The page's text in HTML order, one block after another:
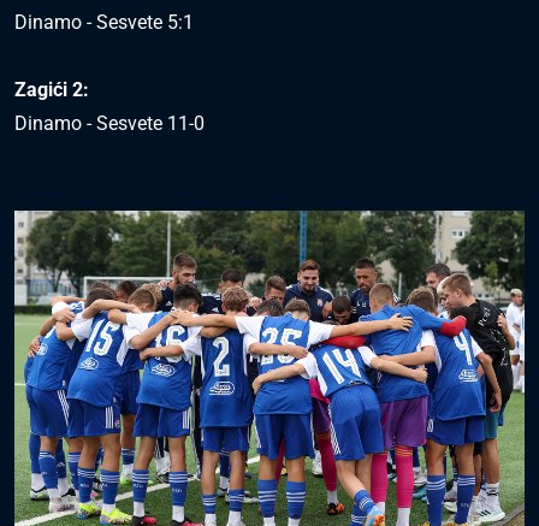
Dinamo - Sesvete 5:1
Zagići 2:
Dinamo - Sesvete 11-0